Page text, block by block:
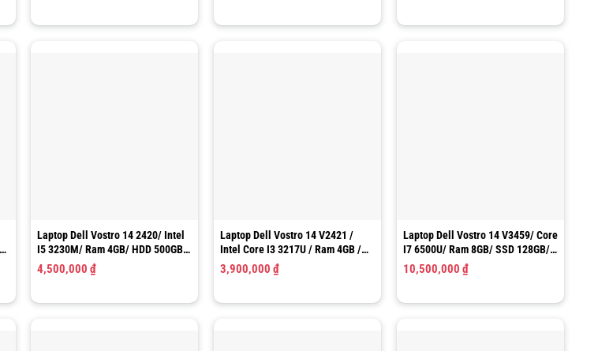
Laptop Dell Vostro 14 2420/ Intel
I5 3230M/ Ram 4GB/ HDD 500GB/
HD Graphics 4000/ LCD 14.0″ HD
4,500,000₫
Laptop Dell Vostro 14 V2421 /
Intel Core I3 3217U / Ram 4GB /
HDD 320GB / HD Graphics 4000 /
LCD 14.0″ HD
3,900,000₫
Laptop Dell Vostro 14 V3459/ Core
I7 6500U/ Ram 8GB/ SSD 128GB/
Graphics 520 – R5 M315 2GB/ LCD
14.0″ HD
10,500,000 ₫